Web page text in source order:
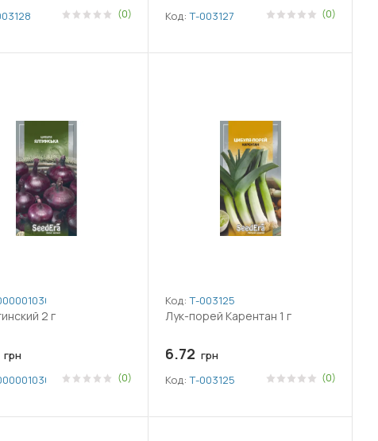
(0)
Код: Т-003127 (0)
2 г
грн
(0)
Код: Т-003125
Лук-порей Карентан 1 г
6.72 грн
Код: Т-003125 (0)